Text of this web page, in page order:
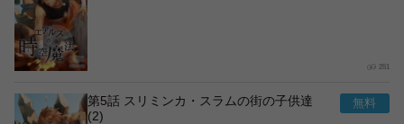
251
第5話 スリミンカ・スラムの街の子供達
(2)